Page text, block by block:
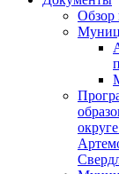
Обзор